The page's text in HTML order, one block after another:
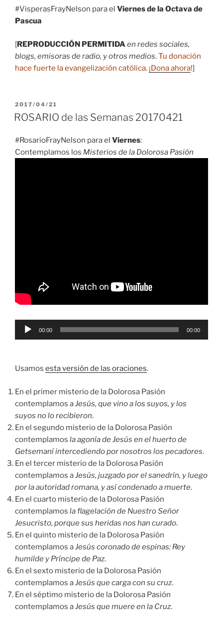
#VisperasFrayNelson para el Viernes de la Octava de
Pascua
[REPRODUCCIÓN PERMITIDAen redes sociales,
blogs, emisoras de radio, y otros medios.Tu donación
hace fuerte la evangelización católica. ¡Dona ahora!]
PUBLICADO
EL
2017/04/21
ROSARIO de las Semanas 20170421
#RosarioFrayNelson para el Viernes:
Contemplamos los Misterios de la Dolorosa Pasión
Reproductor
00:00 00:00
Usamos esta versión de las oraciones.
En el primer misterio de la Dolorosa Pasión
contemplamos aJesús, que vino a los suyos, y los
suyos no lo recibieron.
En el segundo misterio de la Dolorosa Pasión
contemplamos la agonía de Jesús en el huerto de
Getsemaní intercediendo por nosotros los pecadores.
En el tercer misterio de la Dolorosa Pasión
contemplamos aJesús, juzgado por el sanedrín, y luego
por la autoridad romana, y así condenado a muerte.
En el cuarto misterio de la Dolorosa Pasión
contemplamos la flagelación de Nuestro Señor
Jesucristo, porque sus heridas nos han curado.
En el quinto misterio de la Dolorosa Pasión
contemplamos aJesús coronado de espinas: Rey
humilde y Príncipe de Paz.
En el sexto misterio de la Dolorosa Pasión
contemplamos aJesús que carga con su cruz.
En el séptimo misterio de la Dolorosa Pasión
contemplamos aJesús que muere en la Cruz.